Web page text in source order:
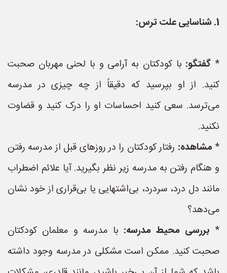
1. شناسایی علت ترس:
* گفتگو: با کودکتان به آرامی و با لحنی مهربان صحبت
کنید. از او بپرسید که دقیقاً از چه چیزی در مدرسه
می‌ترسد. سعی کنید احساسات او را درک کنید و قضاوت
نکنید.
*مشاهده: رفتار کودکتان را در روزهای قبل از مدرسه رفتن
و هنگام رفتن به مدرسه زیر نظر بگیرید. آیا علائم اضطراب
مانند دل درد، سردرد، بی‌اشتهایی یا بی‌قراری از خود نشان
می‌دهد؟
* بررسی محیط مدرسه: با مدرسه و معلمان کودکتان
صحبت کنید. ممکن است مشکلی در مدرسه وجود داشته